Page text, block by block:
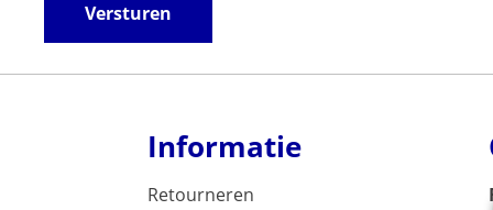
Versturen
Informatie
Retourneren